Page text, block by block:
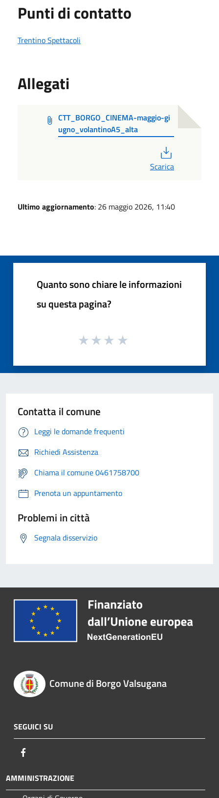
Punti di contatto
Trentino Spettacoli
Allegati
CTT_BORGO_CINEMA-maggio-gi
ugno_volantinoA5_alta
Scarica
Ultimo aggiornamento: 26 maggio 2026, 11:40
Quanto sono chiare le informazioni
su questa pagina?
Contatta il comune
Leggi le domande frequenti
Richiedi Assistenza
Chiama il comune 0461758700
Prenota un appuntamento
Problemi in città
Segnala disservizio
Comune di Borgo Valsugana
SEGUICI SU
AMMINISTRAZIONE